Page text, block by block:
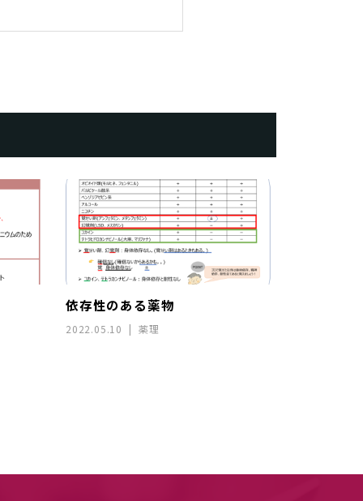
依存性のある薬物
2022.05.10 薬理